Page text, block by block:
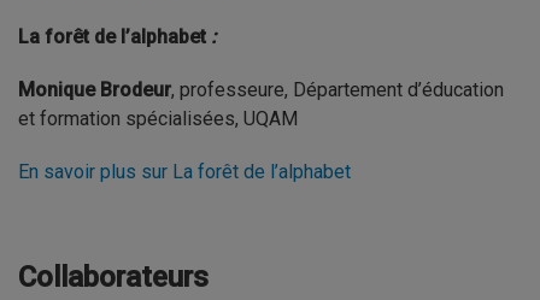
La forêt de l’alphabet :
Monique Brodeur, professeure, Département d’éducation
et formation spécialisées, UQAM
En savoir plus sur La forêt de l’alphabet
Collaborateurs